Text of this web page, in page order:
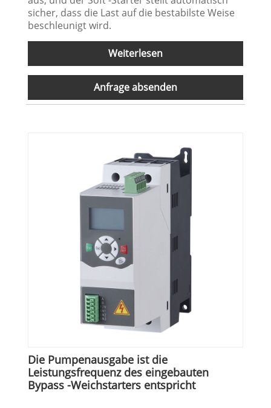
sicher, dass die Last auf die bestabilste Weise
beschleunigt wird.
Weiterlesen
Anfrage absenden
Die Pumpenausgabe ist die
Leistungsfrequenz des eingebauten
Bypass -Weichstarters entspricht